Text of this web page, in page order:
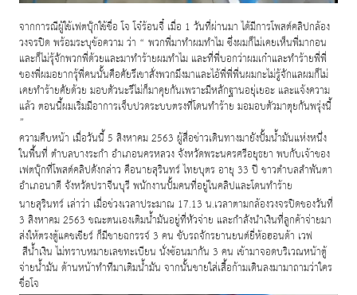
จากการณีผู้ใช้เฟตบุ๊กใช้ชื่อ โจ โจ๋ร้อนจี๋ เมื่อ 1 วันที่ผ่านมา ได้มีการโพสต์คลิปกล้อง
วงจรปิด พร้อมระบุข้อความ ว่า “ พวกพี่มาทำผมทำไม ซึ่งผมก็ไม่เคยเห็นพี่มากอน
และก็ไม่รุ้จักพวกพี่ด้วยและมาทำร้ายผมทำไม และที่พี่บอกว่าผมเก๋าและทำร้ายพี่พี่
ของพี่ผมอยากรุ้พี่คนนั้นคือคัยรึเขาสั่งพวกมึงมาและไอ้พี่พี่พี่นผมกะไม่รู้จักแลผมก็ไม่
เคยทำร้ายคัยด้วย มอบตัวนะรึไม่ก็มาคุยกันเพราะมีหลักฐานอยุ่เยอะ และแจ้งความ
แล้ว ตอนนี้ผมเริ่มมีอาการเจ็บปวดระบบตรงที่โดนทำร้าย มอมอบตัวมาตุยกันพรุ่งนี้
”
ความคืบหน้า เมื่อวันนี้ 5 สิงหาคม 2563 ผู้สื่อข่าวเดินทางมายังปั้มน้ำมันแห่งหนึ่ง
ในพื้นที่ ตำบลบางระกำ อำเภอนครหลวง จังหวัดพระนครศรีอยุธยา พบกับเจ้าของ
เฟตบุ๊กที่โพสต์คลิปดังกล่าว คือนายสุรินทร์ ไทยบุตร อายุ 33 ปี ชาวตำบลสำพันตา
อำเภอนาดี จังหวัดปราจีนบุรี พนักงานปั้มคนที่อยู่ในคลิปและโดนทำร้าย
นายสุรินทร์ เล่าว่า เมื่อช่วงเวลาประมาณ 17.13 น.เวลาตามกล้องวงจรปิดของวันที่
3 สิงหาคม 2563 ขณะตนเองเติมน้ำมันอยู่ที่หัวจ่าย และกำลังนำเงินที่ลูกค้าจ่ายมา
ส่งให้ตรงตู้แคชเชียร์ ก็มีชายฉกรรจ์ 3 คน ขับรถจักรยานยนต์ยี่ห้อฮอนด้า เวฟ
สีน้ำเงิน ไม่ทราบหมายเลขทะเบียน นั่งซ้อนมากัน 3 คน เข้ามาจอดบริเวณหน้าตู้
จ่ายน้ำมัน ด้านหน้าทำทีมาเติมน้ำมัน จากนั้นชายใส่เสื้อก้ามเดินลงมามาถามว่าใคร
ชื่อโจ